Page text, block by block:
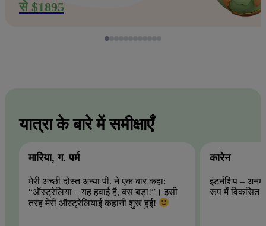
से $1895
यात्रा के बारे में समीक्षाएँ
मारिया, ग. पर्म
मेरी अच्छी दोस्त अन्या पी. ने एक बार कहा:
“ऑस्ट्रेलिया – यह हवाई है, बस बड़ा!”। इसी
तरह मेरी ऑस्ट्रेलियाई कहानी शुरू हुई!
कारेन
इंटर्नशिप –
रूप में विकसित